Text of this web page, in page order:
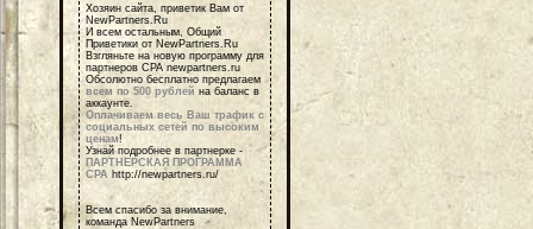
Хозяин сайта, приветик Вам от
NewPartners.Ru
И всем остальным, Общий
Приветики от NewPartners.Ru
Взгляньте на новую программу для
партнеров СРА newpartners.ru
Обсолютно бесплатно предлагаем
всем по 500 рублей на баланс в
аккаунте.
Оплачиваем весь Ваш трафик с
социальных сетей по высоким
ценам!
Узнай подробнее в партнерке -
ПАРТНЕРСКАЯ ПРОГРАММА
СРА http://newpartners.ru/
Всем спасибо за внимание,
команда NewPartners